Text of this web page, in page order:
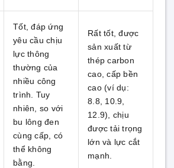
Tốt, đáp ứng
yêu cầu chịu
lực thông
thường của
nhiều công
trình. Tuy
nhiên, so với
bu lông đen
cùng cấp, có
thể không
bằng.
Rất tốt, được
sản xuất từ
thép carbon
cao, cấp bền
cao (ví dụ:
8.8, 10.9,
12.9), chịu
được tải trọng
lớn và lực cắt
mạnh.